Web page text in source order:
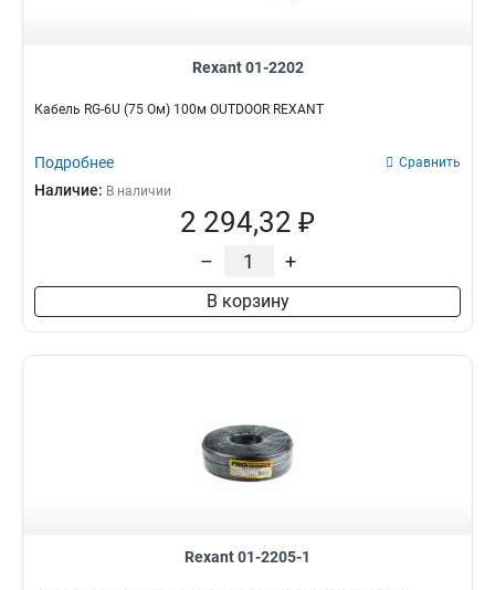
Rexant 01-2202
Кабель RG-6U (75 Ом) 100м OUTDOOR REXANT
Подробнее Сравнить
Наличие: В наличии
2 294,32 ₽
– +
В корзину
Rexant 01-2205-1